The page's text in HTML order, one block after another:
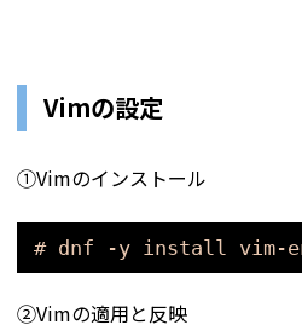
Vimの設定
①Vimのインストール
# dnf -y install vim-
②Vimの適用と反映